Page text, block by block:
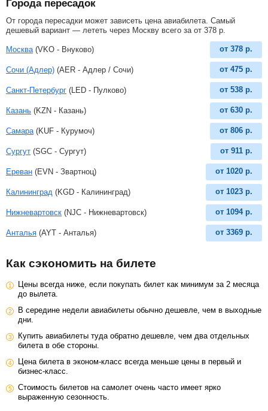
Города пересадок
От города пересадки может зависеть цена авиабилета. Самый
дешевый вариант — лететь через Москву всего за от 378 р
Москва (VKO - Внуково) от 378 р.
Сочи (Адлер) (AER - Адлер / Сочи) от 475 р.
Санкт-Петербург (LED - Пулково) от 538 р.
Казань (KZN - Казань) от 630 р.
Самара (KUF - Курумоч) от 806 р.
Сургут (SGC - Сургут) от 911 р.
Ереван (EVN - Звартноц) от 1020 р.
Калининград (KGD - Калининград) от 1023 р.
Нижневартовск (NJC - Нижневартовск) от 1094 р.
Анталья (AYT - Анталья) от 3369 р.
Как сэкономить на билете
Цены всегда ниже, если покупать билет как минимум за 2 месяца
до вылета.
В середине недели авиабилеты обычно дешевле, чем в выходные
дни.
Купить авиабилеты туда обратно дешевле, чем два отдельных
билета в обе стороны.
Цена билета в эконом-класс всегда меньше цены в первый и
бизнес-класс.
Стоимость билетов на самолет очень часто имеет ярко
выраженную сезонность.